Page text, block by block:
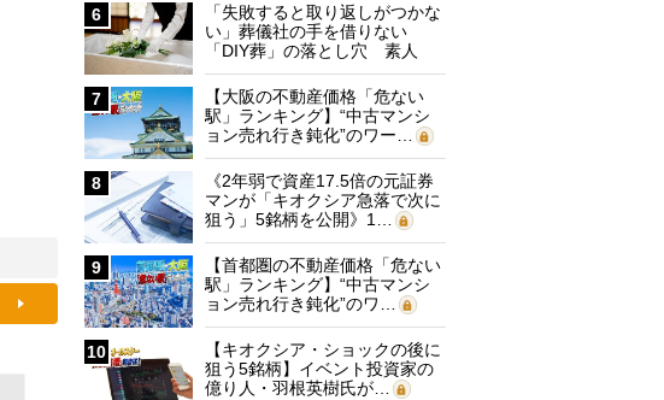
6
「失敗すると取り返しがつかな
い」葬儀社の手を借りない
「DIY葬」の落とし穴 素人
に…
7
【大阪の不動産価格「危ない
駅」ランキング】“中古マンシ
ョン売れ行き鈍化”のワー…
8
《2年弱で資産17.5倍の元証券
マンが「キオクシア急落で次に
狙う」5銘柄を公開》1…
9
【首都圏の不動産価格「危ない
駅」ランキング】“中古マンシ
ョン売れ行き鈍化”のワ…
10
【キオクシア・ショックの後に
狙う5銘柄】イベント投資家の
億り人・羽根英樹氏が…